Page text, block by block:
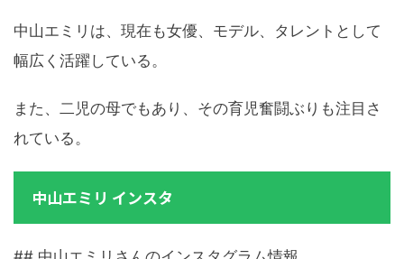
中山エミリは、現在も女優、モデル、タレントとして
幅広く活躍している。
また、二児の母でもあり、その育児奮闘ぶりも注目さ
れている。
中山エミリ インスタ